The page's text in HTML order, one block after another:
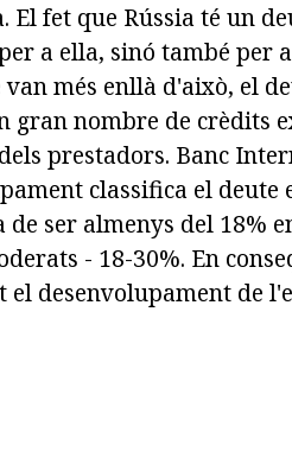
El fet que Rússia té un
a ella, sinó també per
més enllà d'això, el
gran nombre de crèdits
prestadors. Banc
classifica el
de ser almenys del 18%
- 18-30%. En
el desenvolupament de